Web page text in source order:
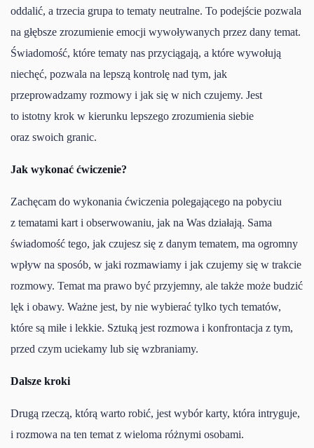
oddalić, a trzecia grupa to tematy neutralne. To podejście pozwala
na głębsze zrozumienie emocji wywoływanych przez dany temat.
Świadomość, które tematy nas przyciągają, a które wywołują
niechęć, pozwala na lepszą kontrolę nad tym, jak
przeprowadzamy rozmowy i jak się w nich czujemy. Jest
to istotny krok w kierunku lepszego zrozumienia siebie
oraz swoich granic.
Jak wykonać ćwiczenie?
Zachęcam do wykonania ćwiczenia polegającego na pobyciu
z tematami kart i obserwowaniu, jak na Was działają. Sama
świadomość tego, jak czujesz się z danym tematem, ma ogromny
wpływ na sposób, w jaki rozmawiamy i jak czujemy się w trakcie
rozmowy. Temat ma prawo być przyjemny, ale także może budzić
lęk i obawy. Ważne jest, by nie wybierać tylko tych tematów,
które są miłe i lekkie. Sztuką jest rozmowa i konfrontacja z tym,
przed czym uciekamy lub się wzbraniamy.
Dalsze kroki
Drugą rzeczą, którą warto robić, jest wybór karty, która intryguje,
i rozmowa na ten temat z wieloma różnymi osobami.